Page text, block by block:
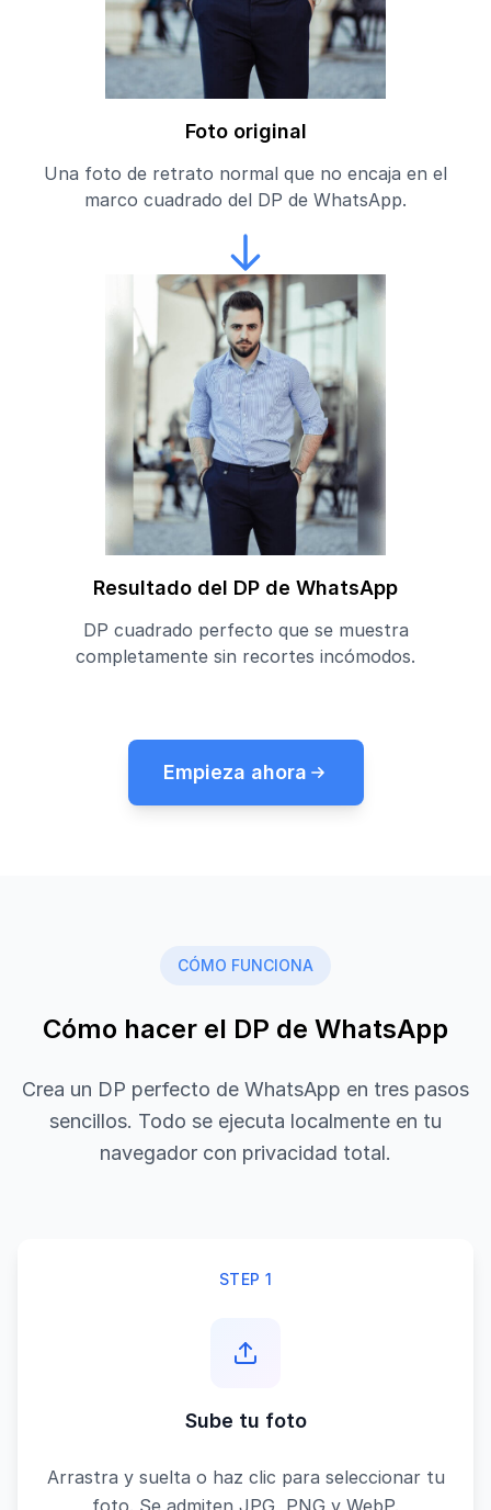
Foto original
Una foto de retrato normal que no encaja en el
marco cuadrado del DP de WhatsApp.
Resultado del DP de WhatsApp
DP cuadrado perfecto que se muestra
completamente sin recortes incómodos.
Empieza ahora
CÓMO FUNCIONA
Cómo hacer el DP de WhatsApp
Crea un DP perfecto de WhatsApp en tres pasos
sencillos. Todo se ejecuta localmente en tu
navegador con privacidad total.
STEP 1
Sube tu foto
Arrastra y suelta o haz clic para seleccionar tu
foto. Se admiten JPG, PNG y WebP.